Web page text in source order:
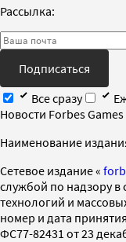
Рассылка:
Подписаться
Все сразу
Новости Forbes Games
Наименование
Cетевое издание «
службой по надзору
технологий и
номер и дата
ФС77-82431 от 23